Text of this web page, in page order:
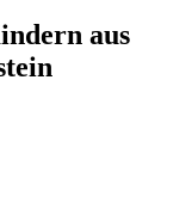
aus